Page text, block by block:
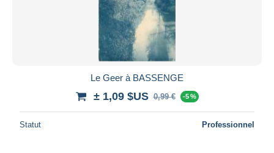
Le Geer à BASSENGE
± 1,09 $US 0,99 € -5 %
Statut Professionnel